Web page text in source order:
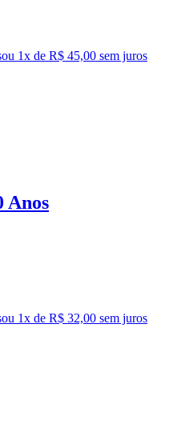
ou 1x de R$ 45,00 sem juros
Anos
ou 1x de R$ 32,00 sem juros